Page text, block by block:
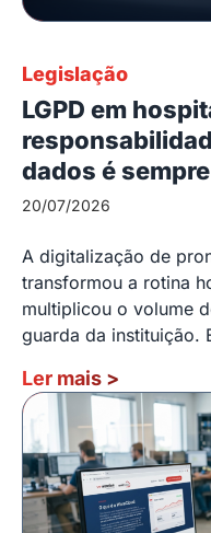
Legislação
LGPD em
dados é
20/07/2026
A digitalização de
transformou a rotina
multiplicou o volume
guarda da instituição.
Ler mais >